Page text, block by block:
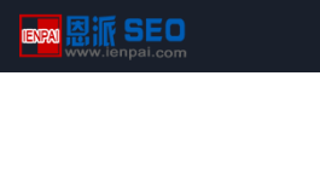
内